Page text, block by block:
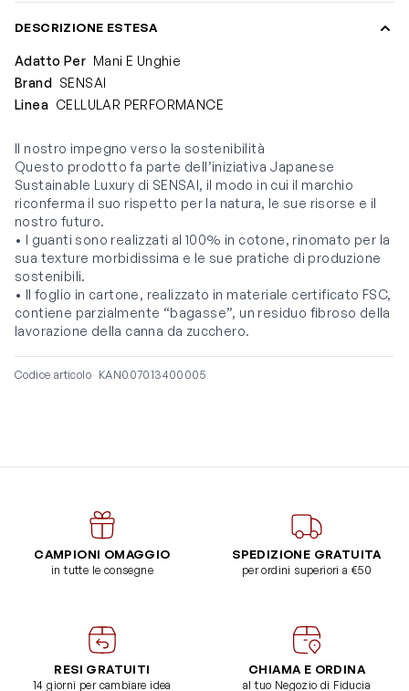
DESCRIZIONE ESTESA
Adatto Per Mani E Unghie
Brand SENSAI
Linea CELLULAR PERFORMANCE
Il nostro impegno verso la sostenibilità
Questo prodotto fa parte dell’iniziativa Japanese
Sustainable Luxury di SENSAI, il modo in cui il marchio
riconferma il suo rispetto per la natura, le sue risorse e il
nostro futuro.
• I guanti sono realizzati al 100% in cotone, rinomato per la
sua texture morbidissima e le sue pratiche di produzione
sostenibili.
• Il foglio in cartone, realizzato in materiale certificato FSC,
contiene parzialmente “bagasse”, un residuo fibroso della
lavorazione della canna da zucchero.
Codice articolo KAN007013400005
CAMPIONI OMAGGIO
in tutte le consegne
SPEDIZIONE GRATUITA
per ordini superiori a €50
RESI GRATUITI
14 giorni per cambiare idea
CHIAMA E ORDINA
al tuo Negozio di Fiducia